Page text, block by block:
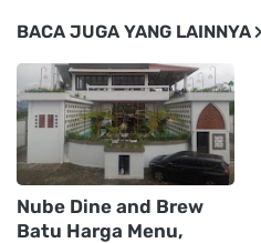
BACA JUGA YANG LAINNYA
Nube Dine and Brew
Batu Harga Menu,